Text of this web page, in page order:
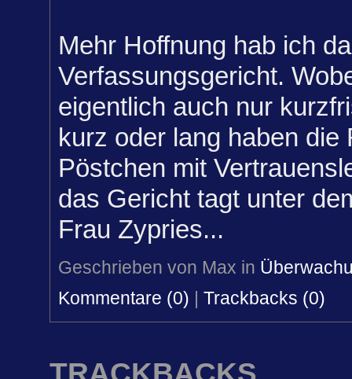
Mehr Hoffnung hab ich
Verfassungsgericht.
eigentlich auch nur
kurz oder lang haben die
Pöstchen mit
das Gericht tagt unter
Frau Zypries...
Geschrieben von Max in
Kommentare (0)
Trackbacks (0)